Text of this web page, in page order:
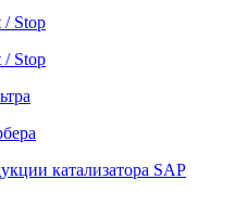
Stop
Stop
катализатора SAP